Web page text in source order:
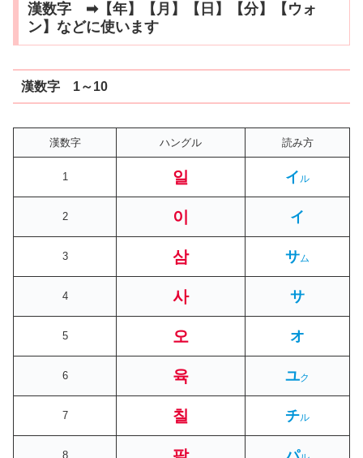
漢数字 ➡【年】【月】【日】【分】【ウォ
ン】などに使います
漢数字 1～10
漢数字 ハングル 読み方
1 일 イ ル
2 이 イ
3 삼 サム
4 사 サ
5 오 オ
6 육 ユク
7 칠 チル
8